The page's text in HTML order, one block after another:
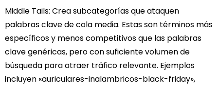
Middle Tails: Crea subcategorías que ataquen
palabras clave de cola media. Estas son términos más
específicos y menos competitivos que las palabras
clave genéricas, pero con suficiente volumen de
búsqueda para atraer tráfico relevante. Ejemplos
incluyen «auriculares-inalambricos-black-friday»,